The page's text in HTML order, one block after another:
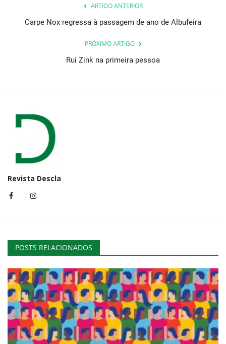
ARTIGO ANTERIOR
Carpe Nox regressa à passagem de ano de Albufeira
PRÓXIMO ARTIGO
Rui Zink na primeira pessoa
Revista Descla
POSTS RELACIONADOS